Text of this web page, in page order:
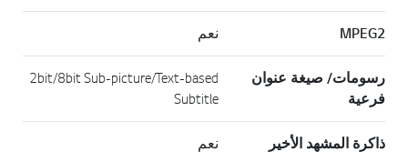
MPEG2 نعم
رسومات/ صيغة عنوان
فرعية
2bit/8bit Sub-picture/Text-based
Subtitle
ذاكرة المشهد الأخير نعم